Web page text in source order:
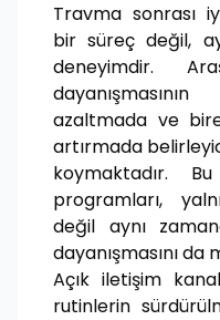
Travma sonrası
bir süreç değil,
deneyimdir.
azaltmada ve
artırmada
koymaktadır.
programları,
değil aynı
dayanışmasını da
Açık iletişim
rutinlerin